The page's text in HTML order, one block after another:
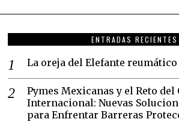
ENTRADAS RECIENTES
La oreja del Elefante
Pymes Mexicanas y el Reto del
Internacional: Nuevas
para Enfrentar Barreras